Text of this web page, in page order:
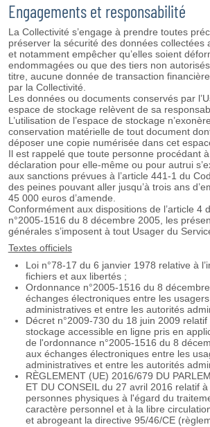
Engagements et responsabilité
La Collectivité s’engage à prendre toutes
préserver la sécurité des données collectées
et notamment empêcher qu’elles soient
endommagées ou que des tiers non
titre, aucune donnée de transaction
par la Collectivité.
Les données ou documents conservés par
espace de stockage relèvent de sa
L’utilisation de l’espace de stockage
conservation matérielle de tout document
déposer une copie numérisée dans cet
Il est rappelé que toute personne procédant
déclaration pour elle-même ou pour autrui
aux sanctions prévues à l’article 441-1 du
des peines pouvant aller jusqu’à trois ans
45 000 euros d’amende.
Conformément aux dispositions de l’article 4
n°2005-1516 du 8 décembre 2005, les
générales s’imposent à tout Usager du
Textes officiels
Loi n°78-17 du 6 janvier 1978 relative à
fichiers et aux libertés ;
Ordonnance n°2005-1516 du 8
échanges électroniques entre les
administratives et entre les autorités
Décret n°2009-730 du 18 juin 2009
stockage accessible en ligne pris en
de l'ordonnance n°2005-1516 du 8
aux échanges électroniques entre les
administratives et entre les autorités
RÈGLEMENT (UE) 2016/679 DU
ET DU CONSEIL du 27 avril 2016 relatif
personnes physiques à l'égard du
caractère personnel et à la libre
et abrogeant la directive 95/46/CE